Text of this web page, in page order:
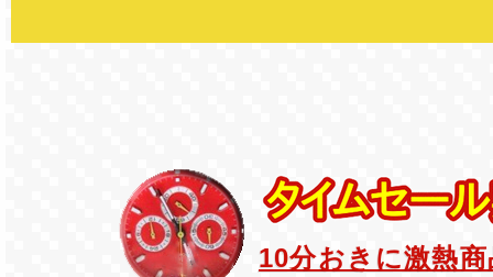
10分おきに激熱